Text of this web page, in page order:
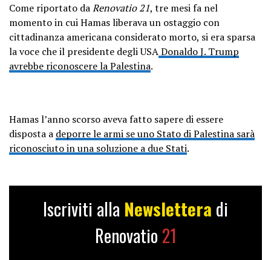
Come riportato daRenovatio 21, tre mesi fa nel
momento in cui Hamas liberava un ostaggio con
cittadinanza americana considerato morto, si era sparsa
la voce che il presidente degli USADonaldo J. Trump
avrebbe riconoscere la Palestina.
Hamas l’anno scorso aveva fatto sapere di essere
disposta a deporre le armi se uno Stato di Palestina sarà
riconosciuto in una soluzione a due Stati.
Iscriviti alla Newslettera di
Renovatio 21